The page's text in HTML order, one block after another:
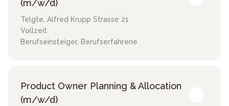
(m/w/d)
Telgte, Alfred Krupp Strasse 21
Vollzeit
Berufseinsteiger, Berufserfahrene
Product Owner Planning & Allocation
(m/w/d)